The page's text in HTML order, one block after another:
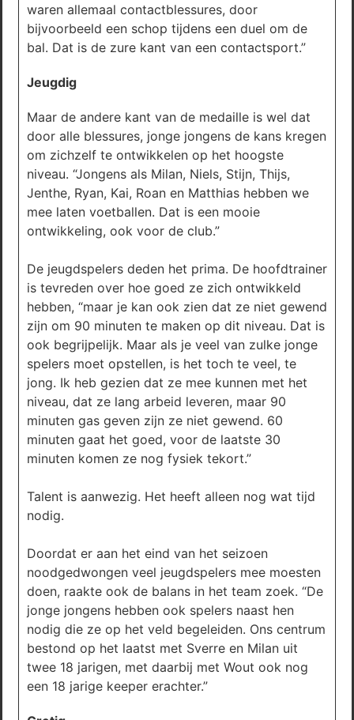
waren allemaal contactblessures, door
bijvoorbeeld een schop tijdens een duel om de
bal. Dat is de zure kant van een contactsport.”
Jeugdig
Maar de andere kant van de medaille is wel dat
door alle blessures, jonge jongens de kans kregen
om zichzelf te ontwikkelen op het hoogste
niveau. “Jongens als Milan, Niels, Stijn, Thijs,
Jenthe, Ryan, Kai, Roan en Matthias hebben we
mee laten voetballen. Dat is een mooie
ontwikkeling, ook voor de club.”
De jeugdspelers deden het prima. De hoofdtrainer
is tevreden over hoe goed ze zich ontwikkeld
hebben, “maar je kan ook zien dat ze niet gewend
zijn om 90 minuten te maken op dit niveau. Dat is
ook begrijpelijk. Maar als je veel van zulke jonge
spelers moet opstellen, is het toch te veel, te
jong. Ik heb gezien dat ze mee kunnen met het
niveau, dat ze lang arbeid leveren, maar 90
minuten gas geven zijn ze niet gewend. 60
minuten gaat het goed, voor de laatste 30
minuten komen ze nog fysiek tekort.”
Talent is aanwezig. Het heeft alleen nog wat tijd
nodig.
Doordat er aan het eind van het seizoen
noodgedwongen veel jeugdspelers mee moesten
doen, raakte ook de balans in het team zoek. “De
jonge jongens hebben ook spelers naast hen
nodig die ze op het veld begeleiden. Ons centrum
bestond op het laatst met Sverre en Milan uit
twee 18 jarigen, met daarbij met Wout ook nog
een 18 jarige keeper erachter.”